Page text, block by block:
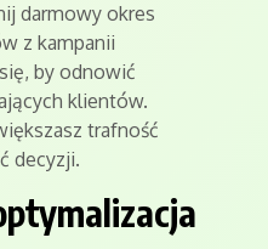
darmowy okres
z kampanii
by odnowić
klientów.
trafność
decyzji.